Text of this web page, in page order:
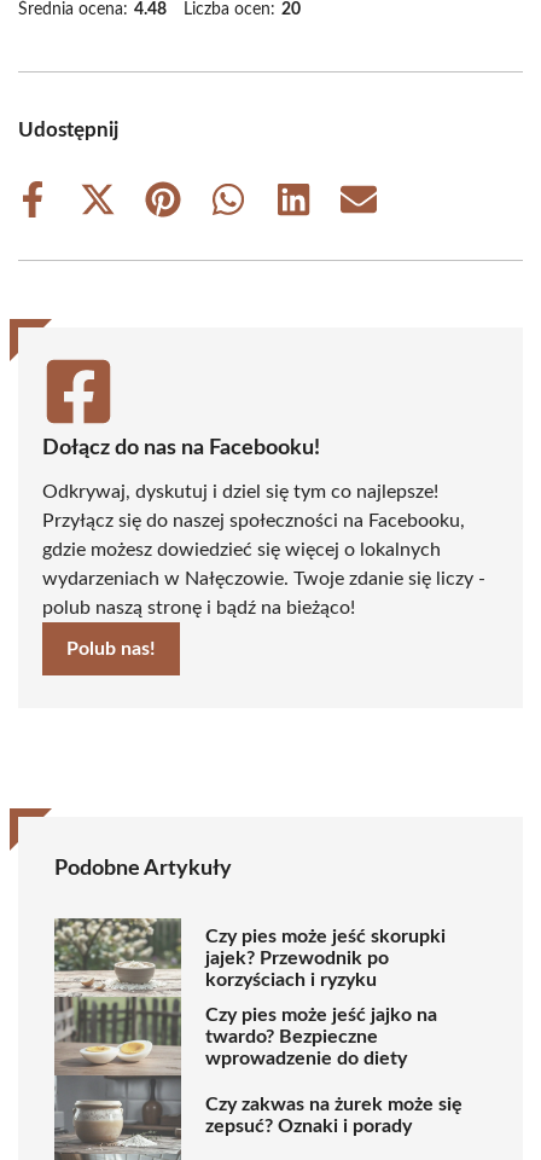
Średnia ocena: 4.48 Liczba ocen: 20
Udostępnij
Share
Share
(Twitter)
Share
Share
Share
Share
Dołącz do nas na Facebooku!
Odkrywaj, dyskutuj i dziel się tym co najlepsze!
Przyłącz się do naszej społeczności na Facebooku,
gdzie możesz dowiedzieć się więcej o lokalnych
wydarzeniach w Nałęczowie. Twoje zdanie się liczy -
polub naszą stronę i bądź na bieżąco!
Polub nas!
Podobne Artykuły
Czy pies może jeść skorupki
jajek? Przewodnik po
korzyściach i ryzyku
Czy pies może jeść jajko na
twardo? Bezpieczne
wprowadzenie do diety
Czy zakwas na żurek może się
zepsuć? Oznaki i porady